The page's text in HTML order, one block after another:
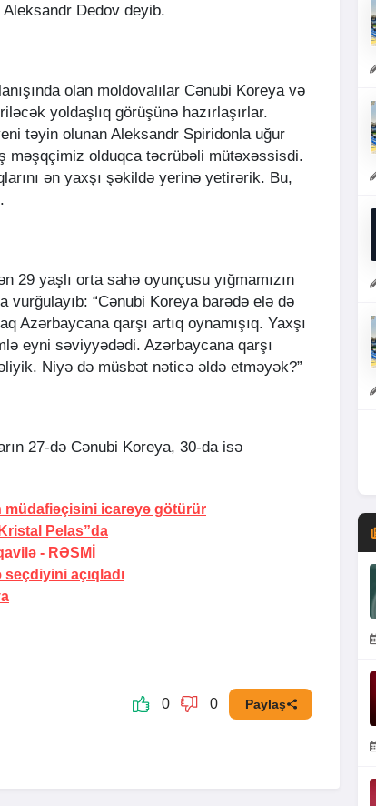
Aleksandr Dedov deyib.
olan moldovalılar Cənubi Koreya və
yoldaşlıq görüşünə hazırlaşırlar.
təyin olunan Aleksandr Spiridonla uğur
məşqçimiz olduqca təcrübəli mütəxəssisdi.
ən yaxşı şəkildə yerinə yetirərik. Bu,
29 yaşlı orta sahə oyunçusu yığmamızın
vurğulayıb: “Cənubi Koreya barədə elə də
Azərbaycana qarşı artıq oynamışıq. Yaxşı
eyni səviyyədədi. Azərbaycana qarşı
Niyə də müsbət nəticə əldə etməyək?”
27-də Cənubi Koreya, 30-da isə
müdafiəçisini icarəyə götürür
Pelas”da
- RƏSMİ
açıqladı
0 0 Paylaş